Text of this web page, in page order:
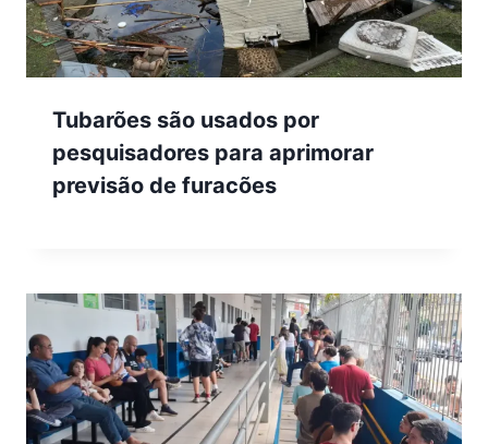
Tubarões são usados por
pesquisadores para aprimorar
previsão de furacões